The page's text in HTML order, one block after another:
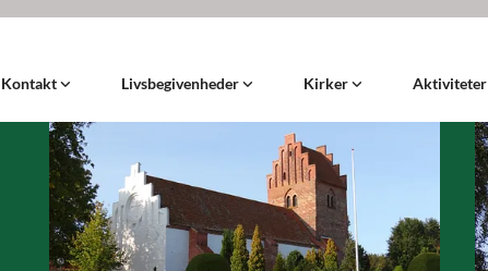
Kontakt Livsbegivenheder Kirker Aktiviteter